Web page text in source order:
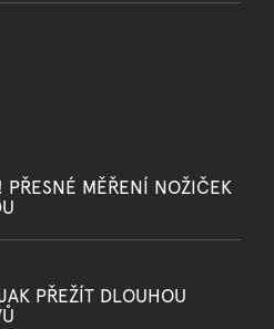
MĚŘENÍ NOŽIČEK
PŘEŽÍT DLOUHOU